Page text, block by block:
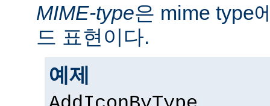
MIME-type은 mime type
드 표현이다.
예제